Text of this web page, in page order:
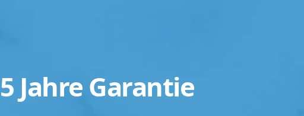
5 Jahre Garantie